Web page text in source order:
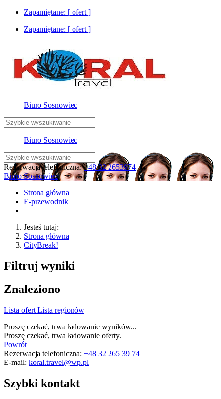
Zapamiętane: [ ofert ]
Zapamiętane: [ ofert ]
Biuro Sosnowiec
Biuro Sosnowiec
Rezerwacja telefoniczna: +48 32 2653974
Biuro Sosnowiec
Strona główna
E-przewodnik
Jesteś tutaj:
Strona główna
CityBreak!
Filtruj wyniki
Znaleziono
Lista ofert Lista regionów
Proszę czekać, trwa ładowanie wyników...
Proszę czekać, trwa ładowanie oferty.
Powrót
Rezerwacja telefoniczna: +48 32 265 39 74
E-mail: koral.travel@wp.pl
Szybki kontakt